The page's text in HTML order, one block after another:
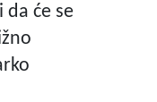
će se